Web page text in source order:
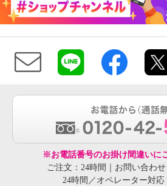
※お電話番号のお掛け間違いに
ご注文：24時間｜お問い合わ
24時間／オペレーター対応